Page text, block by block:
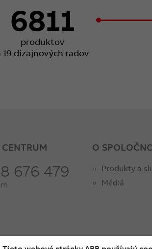
6811
produktov
19 dizajnových radov
676 479
O
Produkty a
Médiá